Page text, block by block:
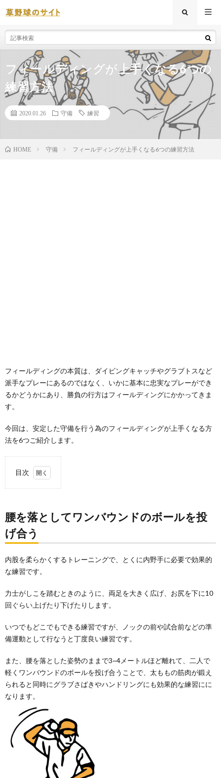
フィールディングが上手くなる6つの
練習方法
2020.01.26 守備 練習
HOME 守備 フィールディングが上手くなる6つの練習方法
フィールディングの本質は、ダイビングキャッチやグラブトスなど
派手なプレーにあるのではなく、いかに基本に忠実なプレーができ
るかどうかにあり、勝負の行方はフィールディングにかかってきま
す。
今回は、安定した守備を行う為のフィールディングが上手くなる方
法を6つご紹介します。
目次
1.
して
ワン
バウ
ンド
ール
を投
2.
手投
げの
ゴロ
る
3.
壁あ
て
4.
短い
距離
での
キャ
腰を落としてワンバウンドのボールを投
げ合う
内股を柔らかくするトレーニングで、とくに内野手に必要で効果的
な練習です。
力士がしこを踏むときのように、両足を大きく広げ、お尻を下に10
回ぐらい上げたり下げたりします。
いつでもどこでもできる練習ですが、ノックの前や試合前などの準
備運動として行なうと丁度良い練習です。
また、腰を落とした姿勢のままで3~4メートルほど離れて、二人で
軽くワンバウンドのボールを投げ合うことで、太ももの筋肉が鍛え
られると同時にグラブさばきやハンドリングにも効果的な練習にに
なります。